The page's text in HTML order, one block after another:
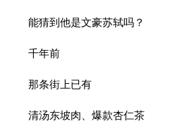
能猜到他是文豪苏轼吗？
千年前
那条街上已有
清汤东坡肉、爆款杏仁茶